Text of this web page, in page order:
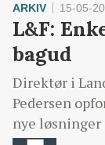
ARKIV 15-05-
L&F:
bagud
Direktør i
Pedersen
nye løsninger